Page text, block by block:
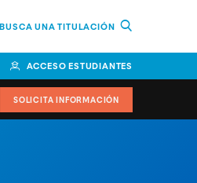
BUSCA UNA TITULACIÓN
ACCESO ESTUDIANTES
SOLICITA INFORMACIÓN